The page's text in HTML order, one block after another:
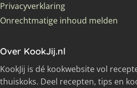
Privacyverklaring
Onrechtmatige inhoud melden
Over KookJij.nl
KookJij is dé kookwebsite vol
thuiskoks. Deel recepten, tips en